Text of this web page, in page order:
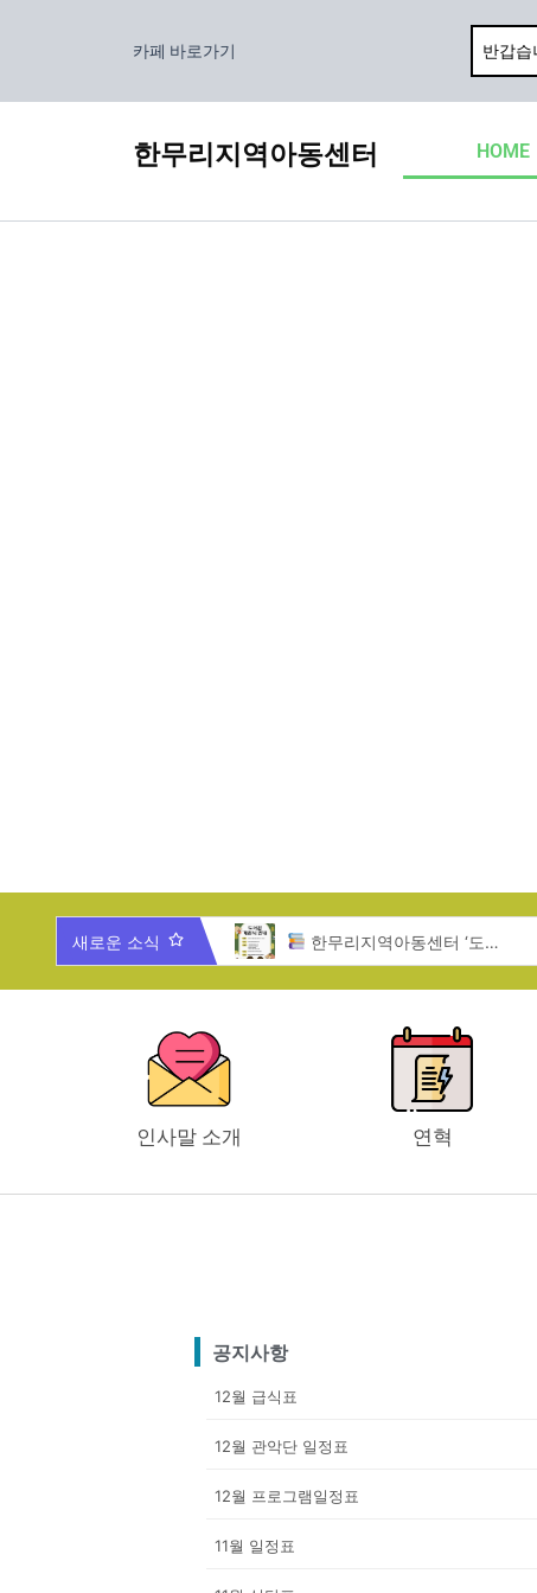
로
카페 바로가기
한무리지역아동센터 HOME
새로운 소식
년 한무리 가족과 함께 하는 송년잔치 한무리지역아동센터 ‘도서관 개관식’ 안내
인사말 소개 연혁
공지사항
12월 급식표
12월 관악단 일정표
12월 프로그램일정표
11월 일정표